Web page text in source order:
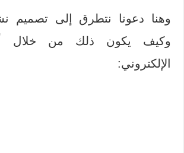
وهنا دعونا نتطرق إلى تصميم
وكيف يكون ذلك من خلال
الإلكتروني: